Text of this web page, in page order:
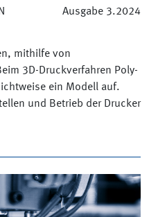
Ausgabe 3.2024
mithilfe von
3D-Druckverfahren Poly-
ein Modell auf.
und Betrieb der Drucker